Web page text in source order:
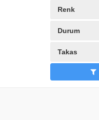
Renk
Durum
Takas